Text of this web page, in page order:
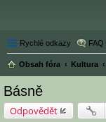
Rychlé odkazy FAQ
Obsah fóra Kultura
Básně
Odpovědět